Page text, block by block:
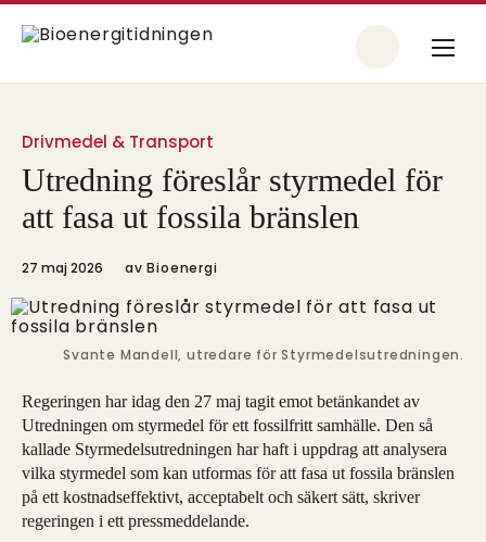
Drivmedel & Transport
Utredning föreslår styrmedel för
att fasa ut fossila bränslen
27 maj 2026 av Bioenergi
Svante Mandell, utredare för Styrmedelsutredningen.
Regeringen har idag den 27 maj tagit emot betänkandet av
Utredningen om styrmedel för ett fossilfritt samhälle. Den så
kallade Styrmedelsutredningen har haft i uppdrag att analysera
vilka styrmedel som kan utformas för att fasa ut fossila bränslen
på ett kostnadseffektivt, acceptabelt och säkert sätt, skriver
regeringen i ett pressmeddelande.